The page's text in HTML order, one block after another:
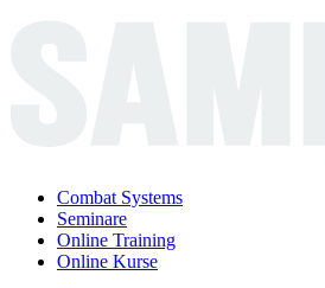
Combat Systems
Seminare
Online Training
Online Kurse